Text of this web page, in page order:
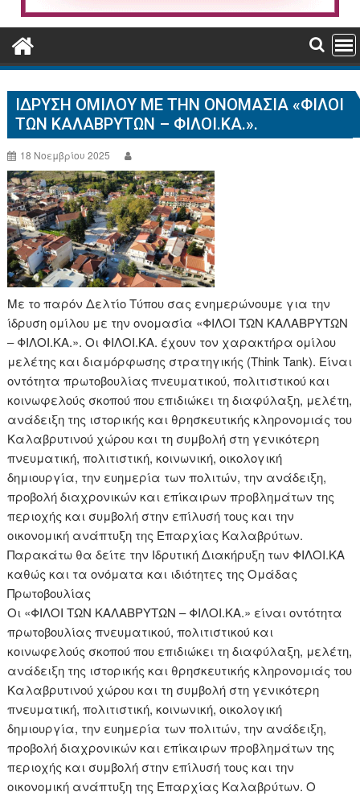
ΊΔΡΥΣΗ ΟΜΊΛΟΥ ΜΕ ΤΗΝ ΟΝΟΜΑΣΊΑ «ΦΙΛΟΙ
ΤΩΝ ΚΑΛΑΒΡΥΤΩΝ – ΦΙΛΟΙ.ΚΑ.».
18 Νοεμβρίου 2025
Με το παρόν Δελτίο Τύπου σας ενημερώνουμε για την
ίδρυση ομίλου με την ονομασία «ΦΙΛΟΙ ΤΩΝ ΚΑΛΑΒΡΥΤΩΝ
– ΦΙΛΟΙ.ΚΑ.». Οι ΦΙΛΟΙ.ΚΑ. έχουν τον χαρακτήρα ομίλου
μελέτης και διαμόρφωσης στρατηγικής (Think Tank). Είναι
οντότητα πρωτοβουλίας πνευματικού, πολιτιστικού και
κοινωφελούς σκοπού που επιδιώκει τη διαφύλαξη, μελέτη,
ανάδειξη της ιστορικής και θρησκευτικής κληρονομιάς του
Καλαβρυτινού χώρου και τη συμβολή στη γενικότερη
πνευματική, πολιτιστική, κοινωνική, οικολογική
δημιουργία, την ευημερία των πολιτών, την ανάδειξη,
προβολή διαχρονικών και επίκαιρων προβλημάτων της
περιοχής και συμβολή στην επίλυσή τους και την
οικονομική ανάπτυξη της Επαρχίας Καλαβρύτων.
Παρακάτω θα δείτε την Ιδρυτική Διακήρυξη των ΦΙΛΟΙ.ΚΑ
καθώς και τα ονόματα και ιδιότητες της Ομάδας
Πρωτοβουλίας
Οι «ΦΙΛΟΙ ΤΩΝ ΚΑΛΑΒΡΥΤΩΝ – ΦΙΛΟΙ.ΚΑ.» είναι οντότητα
πρωτοβουλίας πνευματικού, πολιτιστικού και
κοινωφελούς σκοπού που επιδιώκει τη διαφύλαξη, μελέτη,
ανάδειξη της ιστορικής και θρησκευτικής κληρονομιάς του
Καλαβρυτινού χώρου και τη συμβολή στη γενικότερη
πνευματική, πολιτιστική, κοινωνική, οικολογική
δημιουργία, την ευημερία των πολιτών, την ανάδειξη,
προβολή διαχρονικών και επίκαιρων προβλημάτων της
περιοχής και συμβολή στην επίλυσή τους και την
οικονομική ανάπτυξη της Επαρχίας Καλαβρύτων. Ο